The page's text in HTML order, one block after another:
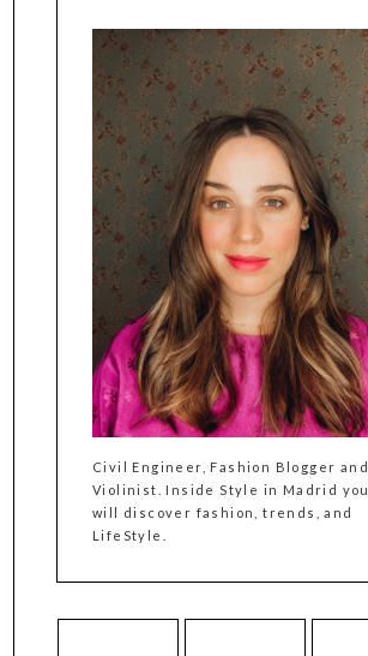
Civil Engineer, Fashion Blogger and
Violinist. Inside Style in Madrid you
will discover fashion, trends, and
LifeStyle.